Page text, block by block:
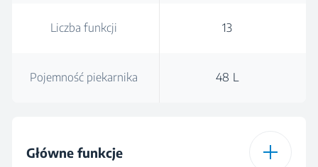
Liczba funkcji 13
Pojemność piekarnika 48 L
Główne funkcje